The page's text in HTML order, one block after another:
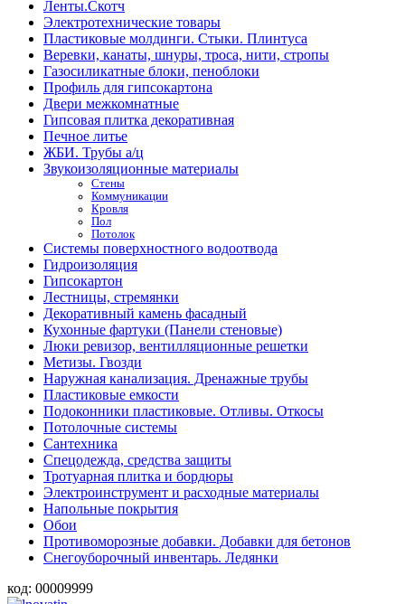
Ленты.Скотч
Электротехнические товары
Пластиковые молдинги. Стыки. Плинтуса
Веревки, канаты, шнуры, троса, нити, стропы
Газосиликатные блоки, пеноблоки
Профиль для гипсокартона
Двери межкомнатные
Гипсовая плитка декоративная
Печное литье
ЖБИ. Трубы а/ц
Звукоизоляционные материалы
Стены
Коммуникации
Кровля
Пол
Потолок
Системы поверхностного водоотвода
Гидроизоляция
Гипсокартон
Лестницы, стремянки
Декоративный камень фасадный
Кухонные фартуки (Панели стеновые)
Люки ревизор, вентилляционные решетки
Метизы. Гвозди
Наружная канализация. Дренажные трубы
Пластиковые емкости
Подоконники пластиковые. Отливы. Откосы
Потолочные системы
Сантехника
Спецодежда, средства защиты
Тротуарная плитка и бордюры
Электроинструмент и расходные материалы
Напольные покрытия
Обои
Противоморозные добавки. Добавки для бетонов
Снегоуборочный инвентарь. Ледянки
код: 00009999